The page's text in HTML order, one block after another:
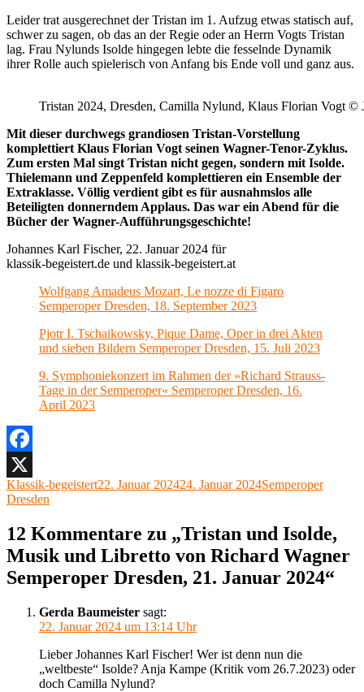
Leider trat ausgerechnet der Tristan im 1. Aufzug etwas statisch auf,
schwer zu sagen, ob das an der Regie oder an Herrn Vogts Tristan
lag. Frau Nylunds Isolde hingegen lebte die fesselnde Dynamik
ihrer Rolle auch spielerisch von Anfang bis Ende voll und ganz aus.
Tristan 2024, Dresden, Camilla Nylund, Klaus Florian Vogt ©
Mit dieser durchwegs grandiosen Tristan-Vorstellung
komplettiert Klaus Florian Vogt seinen Wagner-Tenor-Zyklus.
Zum ersten Mal singt Tristan nicht gegen, sondern mit Isolde.
Thielemann und Zeppenfeld komplettieren ein Ensemble der
Extraklasse. Völlig verdient gibt es für ausnahmslos alle
Beteiligten donnerndem Applaus. Das war ein Abend für die
Bücher der Wagner-Aufführungsgeschichte!
Johannes Karl Fischer, 22. Januar 2024 für
klassik-begeistert.de und klassik-begeistert.at
Wolfgang Amadeus Mozart, Le nozze di Figaro
Semperoper Dresden, 18. September 2023
Pjotr I. Tschaikowsky, Pique Dame, Oper in drei Akten
und sieben Bildern Semperoper Dresden, 15. Juli 2023
9. Symphoniekonzert im Rahmen der »Richard Strauss-
Tage in der Semperoper« Semperoper Dresden, 16.
April 2023
Facebook
X
Autor
Klassik-begeistertVeröffentlicht
22. Januar 202424. Januar 2024Kategorien
Semperoper
Dresden
12 Kommentare zu „Tristan und Isolde,
Musik und Libretto von Richard Wagner
Semperoper Dresden, 21. Januar 2024“
Gerda Baumeister sagt:
22. Januar 2024 um 13:14 Uhr
Lieber Johannes Karl Fischer! Wer ist denn nun die
„weltbeste“ Isolde? Anja Kampe (Kritik vom 26.7.2023) oder
doch Camilla Nylund?